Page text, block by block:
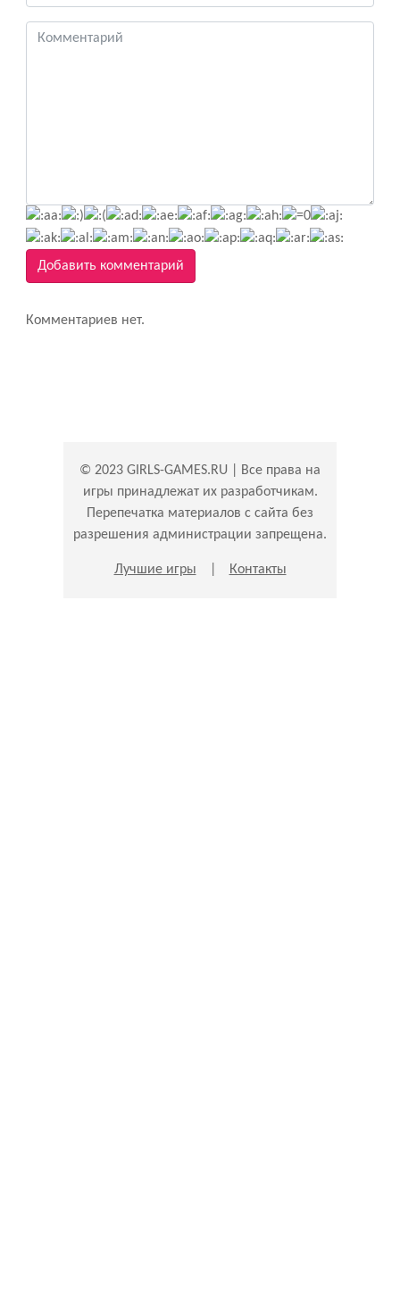
Добавить комментарий
Комментариев нет.
© 2023 GIRLS-GAMES.RU | Все права на
игры принадлежат их разработчикам.
Перепечатка материалов с сайта без
разрешения администрации запрещена.
Лучшие игры Контакты